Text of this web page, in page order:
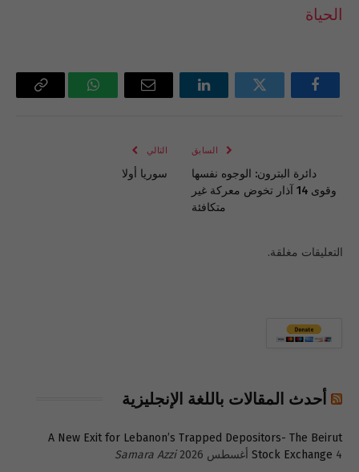
الحياة
فيسبوك تويتر لينكدإن
البريد
واتساب Copy
السابق
دائرة البترون: الوجوه نفسها
وقوى 14 آذار تخوض معركة غير
متكافئة
التالي
سوريا أولا
التعليقات مغلقة.
أحدث المقالات باللغة الإنجليزية
A New Exit for Lebanon’s Trapped Depositors- The Beirut
Stock Exchange 4 أغسطس 2026
Samara Azzi